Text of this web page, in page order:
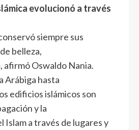
evolucionó a través
siempre sus
belleza,
afirmó Oswaldo Nania.
Arábiga hasta
edificios islámicos son
y la
Islam a través de lugares y